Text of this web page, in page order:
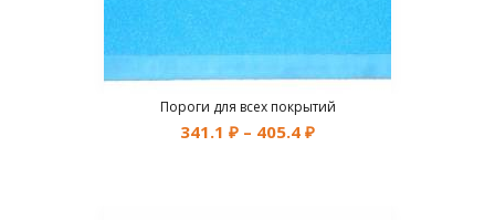
Пороги для всех покрытий
341.1 ₽ – 405.4 ₽